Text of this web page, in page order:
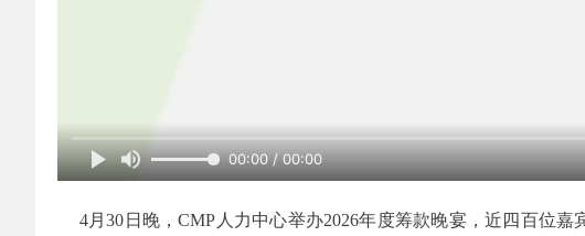
00:00 / 00:00
4月30日晚，CMP人力中心举办2026年度筹款晚宴，近四百位